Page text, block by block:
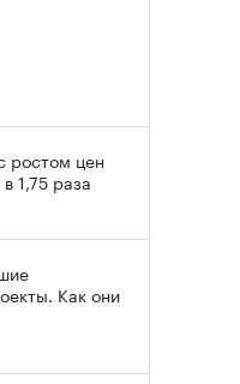
ростом цен
1,75 раза
Как они